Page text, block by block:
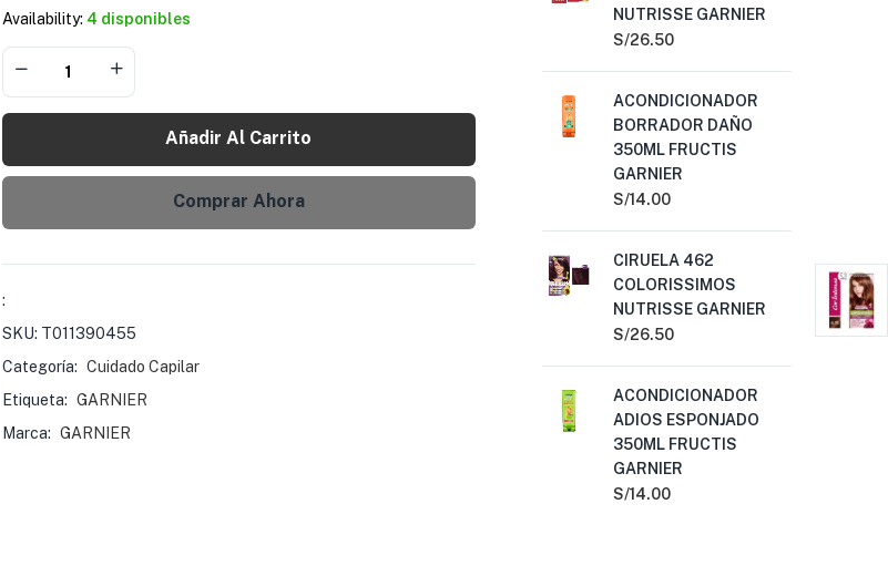
Availability: 4 disponibles
Añadir Al Carrito
Comprar Ahora
:
SKU: T011390455
Categoría: Cuidado Capilar
Etiqueta: GARNIER
Marca: GARNIER
NUTRISSE GARNIER
S/26.50
ACONDICIONADOR
BORRADOR DAÑO
350ML FRUCTIS
GARNIER
S/14.00
CIRUELA 462
COLORISSIMOS
NUTRISSE GARNIER
S/26.50
ACONDICIONADOR
ADIOS ESPONJADO
350ML FRUCTIS
GARNIER
S/14.00
S/